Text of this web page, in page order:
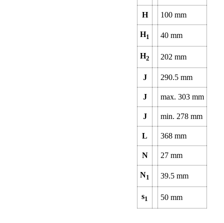
H 100mm
H1 40mm
H2 202mm
J 290.5mm
J max. 303mm
J min. 278mm
L 368mm
N 27mm
N1 39.5mm
s1 50mm